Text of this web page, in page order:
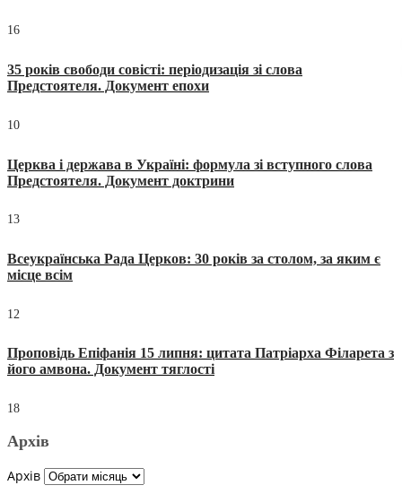
16
35 років свободи совісті: періодизація зі слова
Предстоятеля. Документ епохи
10
Церква і держава в Україні: формула зі вступного слова
Предстоятеля. Документ доктрини
13
Всеукраїнська Рада Церков: 30 років за столом, за яким є
місце всім
12
Проповідь Епіфанія 15 липня: цитата Патріарха Філарета з
його амвона. Документ тяглості
18
Архів
Архів